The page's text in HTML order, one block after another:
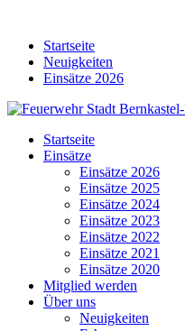
contentStartseite
Neuigkeiten
Einsätze 2026
Startseite
Einsätze
Einsätze 2026
Einsätze 2025
Einsätze 2024
Einsätze 2023
Einsätze 2022
Einsätze 2021
Einsätze 2020
Mitglied werden
Über uns
Neuigkeiten